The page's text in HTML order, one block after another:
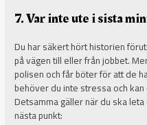
7. Var inte ute i sista
Du har säkert hört historien
på vägen till eller från jobbet.
polisen och får böter för att de
behöver du inte stressa och
Detsamma gäller när du ska
nästa punkt: